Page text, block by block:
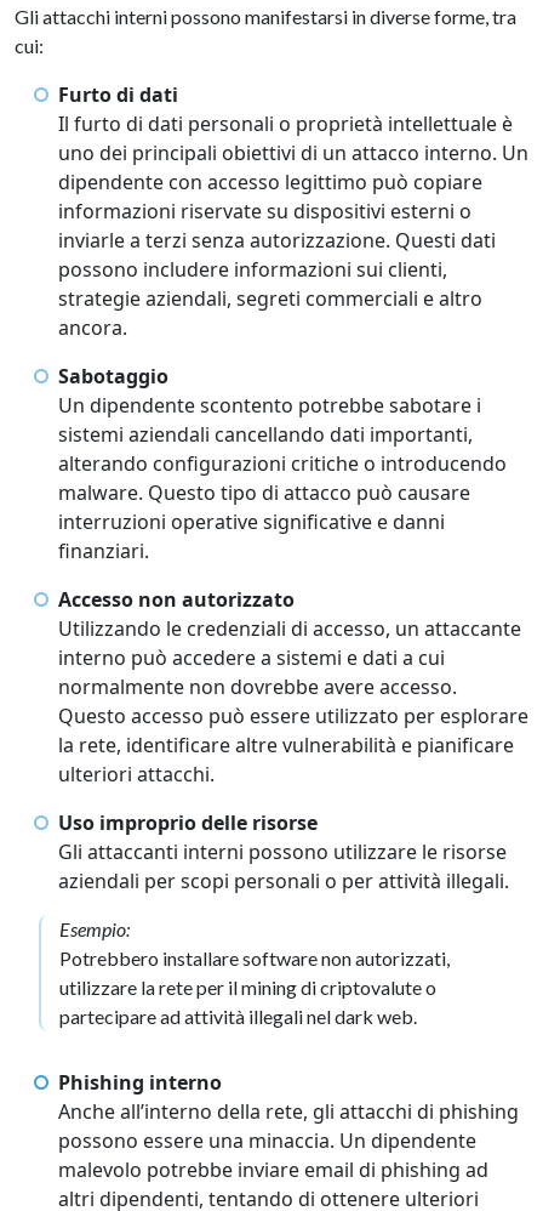
Gli attacchi interni possono manifestarsi in diverse forme, tra
cui:
Furto di dati
Il furto di dati personali o proprietà intellettuale è
uno dei principali obiettivi di un attacco interno. Un
dipendente con accesso legittimo può copiare
informazioni riservate su dispositivi esterni o
inviarle a terzi senza autorizzazione. Questi dati
possono includere informazioni sui clienti,
strategie aziendali, segreti commerciali e altro
ancora.
Sabotaggio
Un dipendente scontento potrebbe sabotare i
sistemi aziendali cancellando dati importanti,
alterando configurazioni critiche o introducendo
malware. Questo tipo di attacco può causare
interruzioni operative significative e danni
finanziari.
Accesso non autorizzato
Utilizzando le credenziali di accesso, un attaccante
interno può accedere a sistemi e dati a cui
normalmente non dovrebbe avere accesso.
Questo accesso può essere utilizzato per esplorare
la rete, identificare altre vulnerabilità e pianificare
ulteriori attacchi.
Uso improprio delle risorse
Gli attaccanti interni possono utilizzare le risorse
aziendali per scopi personali o per attività illegali.
Esempio:
Potrebbero installare software non autorizzati,
utilizzare la rete per il mining di criptovalute o
partecipare ad attività illegali nel dark web.
Phishing interno
Anche all’interno della rete, gli attacchi di phishing
possono essere una minaccia. Un dipendente
malevolo potrebbe inviare email di phishing ad
altri dipendenti, tentando di ottenere ulteriori